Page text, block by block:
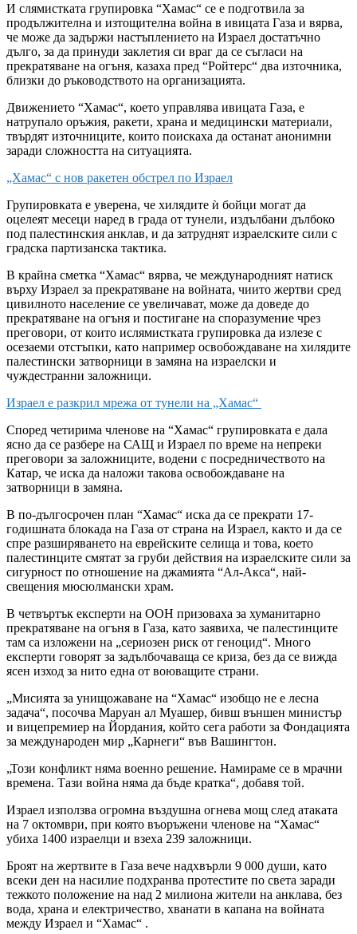
И слямистката групировка “Хамас“ се е подготвила за
продължителна и изтощителна война в ивицата Газа и вярва,
че може да задържи настъплението на Израел достатъчно
дълго, за да принуди заклетия си враг да се съгласи на
прекратяване на огъня, казаха пред “Ройтерс“ два източника,
близки до ръководството на организацията.
Движението “Хамас“, което управлява ивицата Газа, е
натрупало оръжия, ракети, храна и медицински материали,
твърдят източниците, които поискаха да останат анонимни
заради сложността на ситуацията.
„Хамас“ с нов ракетен обстрел по Израел
Групировката е уверена, че хилядите ѝ бойци могат да
оцелеят месеци наред в града от тунели, издълбани дълбоко
под палестинския анклав, и да затруднят израелските сили с
градска партизанска тактика.
В крайна сметка “Хамас“ вярва, че международният натиск
върху Израел за прекратяване на войната, чиито жертви сред
цивилното население се увеличават, може да доведе до
прекратяване на огъня и постигане на споразумение чрез
преговори, от които ислямистката групировка да излезе с
осезаеми отстъпки, като например освобождаване на хилядите
палестински затворници в замяна на израелски и
чуждестранни заложници.
Израел е разкрил мрежа от тунели на „Хамас“
Според четирима членове на “Хамас“ групировката е дала
ясно да се разбере на САЩ и Израел по време на непреки
преговори за заложниците, водени с посредничеството на
Катар, че иска да наложи такова освобождаване на
затворници в замяна.
В по-дългосрочен план “Хамас“ иска да се прекрати 17-
годишната блокада на Газа от страна на Израел, както и да се
спре разширяването на еврейските селища и това, което
палестинците смятат за груби действия на израелските сили за
сигурност по отношение на джамията “Ал-Акса“, най-
свещения мюсюлмански храм.
В четвъртък експерти на ООН призоваха за хуманитарно
прекратяване на огъня в Газа, като заявиха, че палестинците
там са изложени на „сериозен риск от геноцид“. Много
експерти говорят за задълбочаваща се криза, без да се вижда
ясен изход за нито една от воюващите страни.
„Мисията за унищожаване на “Хамас“ изобщо не е лесна
задача“, посочва Маруан ал Муашер, бивш външен министър
и вицепремиер на Йордания, който сега работи за Фондацията
за международен мир „Карнеги“ във Вашингтон.
„Този конфликт няма военно решение. Намираме се в мрачни
времена. Тази война няма да бъде кратка“, добавя той.
Израел използва огромна въздушна огнева мощ след атаката
на 7 октомври, при която въоръжени членове на “Хамас“
убиха 1400 израелци и взеха 239 заложници.
Броят на жертвите в Газа вече надхвърли 9 000 души, като
всеки ден на насилие подхранва протестите по света заради
тежкото положение на над 2 милиона жители на анклава, без
вода, храна и електричество, хванати в капана на войната
между Израел и “Хамас“ .